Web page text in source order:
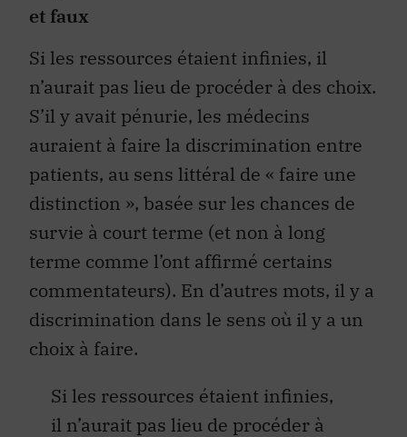
et faux
Si les ressources étaient infinies, il
n’aurait pas lieu de procéder à des choix.
S’il y avait pénurie, les médecins
auraient à faire la discrimination entre
patients, au sens littéral de « faire une
distinction », basée sur les chances de
survie à court terme (et non à long
terme comme l’ont affirmé certains
commentateurs). En d’autres mots, il y a
discrimination dans le sens où il y a un
choix à faire.
Si les ressources étaient infinies,
il n’aurait pas lieu de procéder à